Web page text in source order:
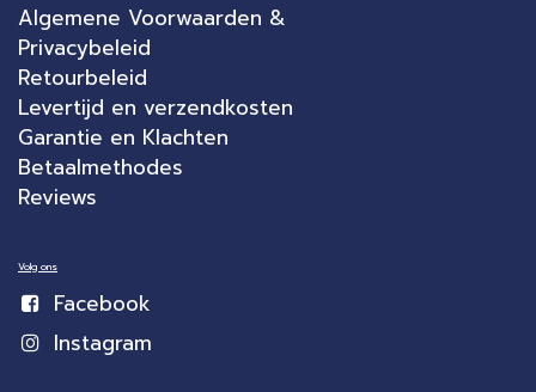
Algemene Voorwaarden &
Privacybeleid
Retourbeleid
Levertijd en verzendkosten
Garantie en Klachten
Betaalmethodes
Reviews
Volg ons
Facebook
Instagram